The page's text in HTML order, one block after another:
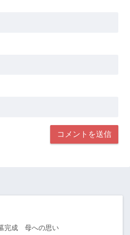
完成 母への思い